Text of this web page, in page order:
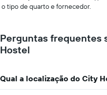
o tipo de quarto e fornecedor.
Perguntas frequentes
Hostel
Qual a localização do City